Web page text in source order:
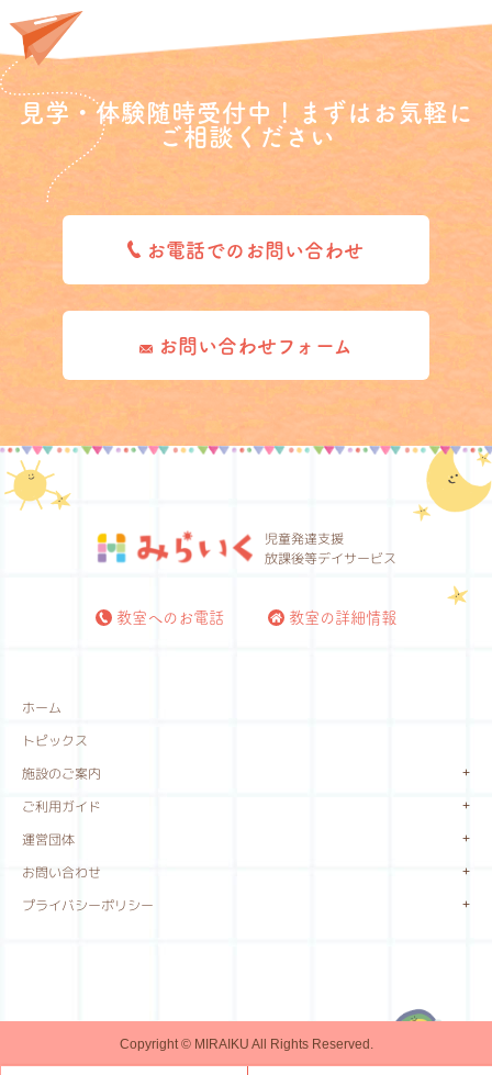
見学・体験随時受付中！まずはお気軽に
ご相談ください
お電話でのお問い合わせ
お問い合わせフォーム
児童発達支援
放課後等デイサービス
教室へのお電話 教室の詳細情報
ホーム
トピックス
施設のご案内
ご利用ガイド
運営団体
お問い合わせ
プライバシーポリシー
Copyright © MIRAIKU All Rights Reserved.